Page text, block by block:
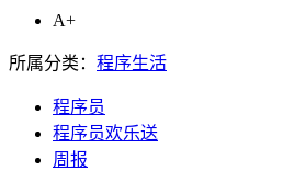
A+
所属分类： 程序生活
程序员
程序员欢乐送
周报